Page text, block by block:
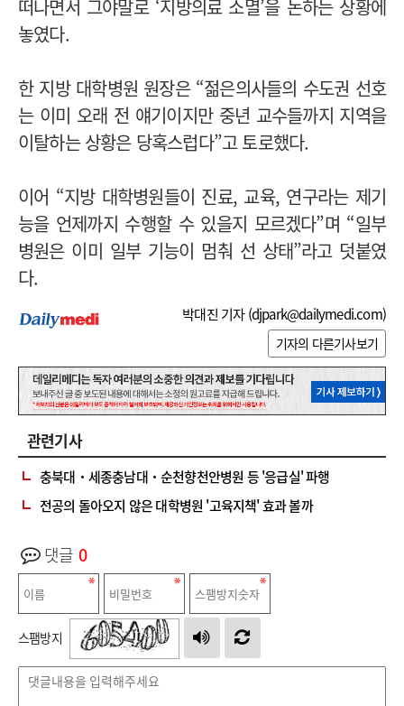
떠나면서 그야말로 ‘지방의료 소멸’을 논하는 상황에
놓였다.
한 지방 대학병원 원장은 “젊은의사들의 수도권 선호
는 이미 오래 전 얘기이지만 중년 교수들까지 지역을
이탈하는 상황은 당혹스럽다”고 토로했다.
이어 “지방 대학병원들이 진료, 교육, 연구라는 제기
능을 언제까지 수행할 수 있을지 모르겠다”며 “일부
병원은 이미 일부 기능이 멈춰 선 상태”라고 덧붙였
다.
박대진 기자 (djpark@dailymedi.com)
기자의 다른기사보기
관련기사
충북대‧세종충남대‧순천향천안병원 등 '응급실' 파행
전공의 돌아오지 않은 대학병원 '고육지책' 효과 볼까
댓글 0
스팸방지